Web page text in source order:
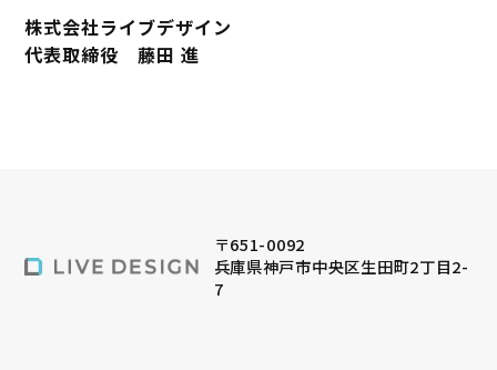
株式会社ライブデザイン
代表取締役 藤田 進
〒651-0092
兵庫県神戸市中央区生田町2丁目2-
7